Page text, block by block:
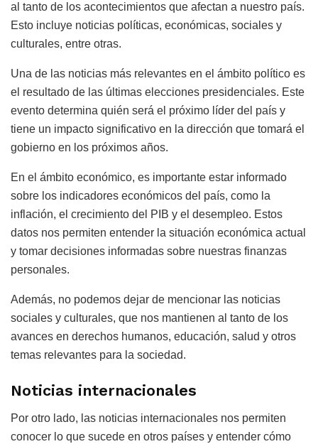
al tanto de los acontecimientos que afectan a nuestro país.
Esto incluye noticias políticas, económicas, sociales y
culturales, entre otras.
Una de las noticias más relevantes en el ámbito político es
el resultado de las últimas elecciones presidenciales. Este
evento determina quién será el próximo líder del país y
tiene un impacto significativo en la dirección que tomará el
gobierno en los próximos años.
En el ámbito económico, es importante estar informado
sobre los indicadores económicos del país, como la
inflación, el crecimiento del PIB y el desempleo. Estos
datos nos permiten entender la situación económica actual
y tomar decisiones informadas sobre nuestras finanzas
personales.
Además, no podemos dejar de mencionar las noticias
sociales y culturales, que nos mantienen al tanto de los
avances en derechos humanos, educación, salud y otros
temas relevantes para la sociedad.
Noticias internacionales
Por otro lado, las noticias internacionales nos permiten
conocer lo que sucede en otros países y entender cómo